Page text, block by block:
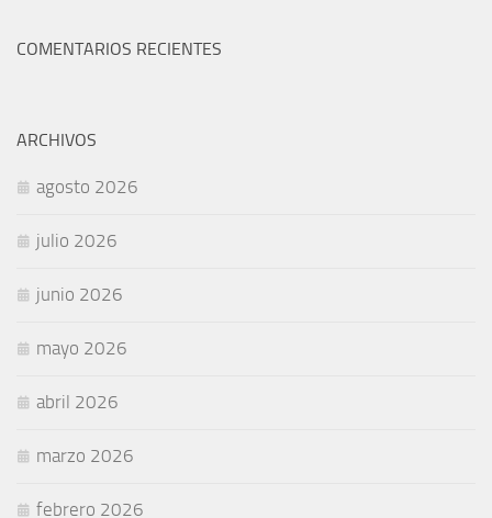
COMENTARIOS RECIENTES
ARCHIVOS
agosto 2026
julio 2026
junio 2026
mayo 2026
abril 2026
marzo 2026
febrero 2026